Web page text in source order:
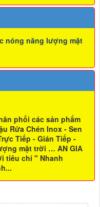
nóng năng lượng mặt
phối các sản phẩm
Rửa Chén Inox - Sen
Tiếp - Gián Tiếp -
mặt trời … AN GIA
tiêu chí " Nhanh